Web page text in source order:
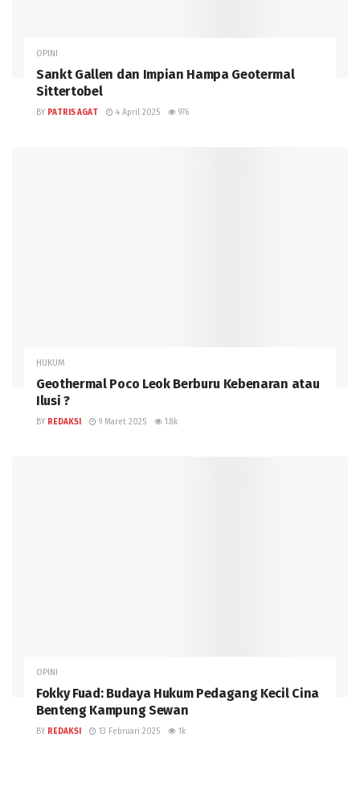
OPINI
Sankt Gallen dan Impian Hampa Geotermal
Sittertobel
BY PATRIS AGAT 4 April 2025 976
HUKUM
Geothermal Poco Leok Berburu Kebenaran atau
Ilusi ?
BY REDAKSI 9 Maret 2025 1.8k
OPINI
Fokky Fuad: Budaya Hukum Pedagang Kecil Cina
Benteng Kampung Sewan
BY REDAKSI 13 Februari 2025 1k